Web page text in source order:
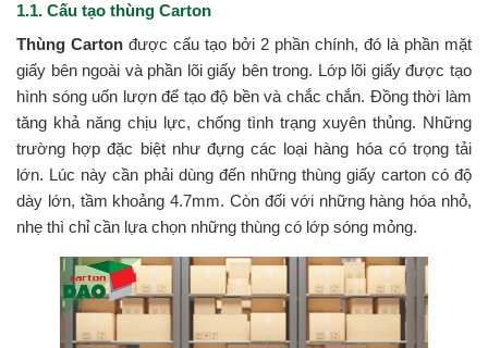
1.1. Cấu tạo thùng Carton
Thùng Carton được cấu tạo bởi 2 phần chính, đó là phần mặt
giấy bên ngoài và phần lõi giấy bên trong. Lớp lõi giấy được tạo
hình sóng uốn lượn để tạo độ bền và chắc chắn. Đồng thời làm
tăng khả năng chịu lực, chống tình trạng xuyên thủng. Những
trường hợp đặc biệt như đựng các loại hàng hóa có trọng tải
lớn. Lúc này cần phải dùng đến những thùng giấy carton có độ
dày lớn, tầm khoảng 4.7mm. Còn đối với những hàng hóa nhỏ,
nhẹ thì chỉ cần lựa chọn những thùng có lớp sóng mỏng.